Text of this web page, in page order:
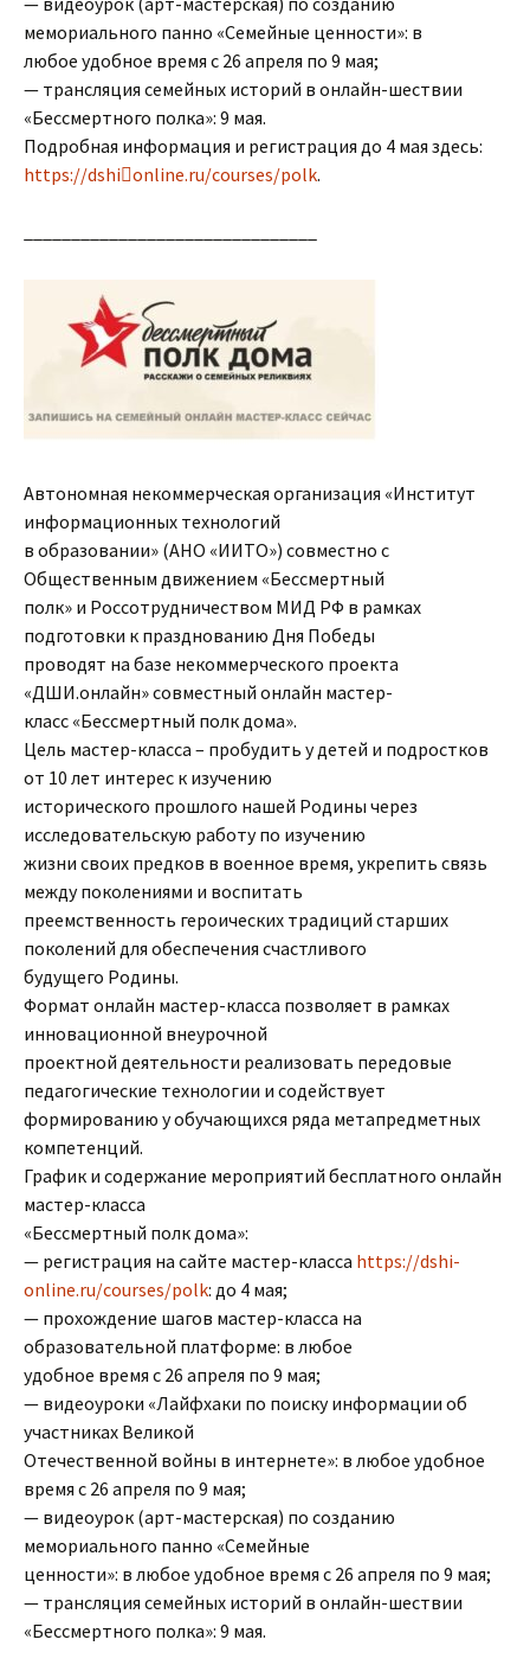
мемориального панно «Семейные ценности»: в
любое удобное время с 26 апреля по 9 мая;
— трансляция семейных историй в онлайн-шествии
«Бессмертного полка»: 9 мая.
Подробная информация и регистрация до 4 мая здесь:
https://dshi￾online.ru/courses/polk.
Автономная некоммерческая организация «Институт
информационных технологий
в образовании» (АНО «ИИТО») совместно с
Общественным движением «Бессмертный
полк» и Россотрудничеством МИД РФ в рамках
подготовки к празднованию Дня Победы
проводят на базе некоммерческого проекта
«ДШИ.онлайн» совместный онлайн мастер-
класс «Бессмертный полк дома».
Цель мастер-класса – пробудить у детей и подростков
от 10 лет интерес к изучению
исторического прошлого нашей Родины через
исследовательскую работу по изучению
жизни своих предков в военное время, укрепить связь
между поколениями и воспитать
преемственность героических традиций старших
поколений для обеспечения счастливого
будущего Родины.
Формат онлайн мастер-класса позволяет в рамках
инновационной внеурочной
проектной деятельности реализовать передовые
педагогические технологии и содействует
формированию у обучающихся ряда метапредметных
компетенций.
График и содержание мероприятий бесплатного онлайн
мастер-класса
«Бессмертный полк дома»:
— регистрация на сайте мастер-класса https://dshi-
online.ru/courses/polk: до 4 мая;
— прохождение шагов мастер-класса на
образовательной платформе: в любое
удобное время с 26 апреля по 9 мая;
— видеоуроки «Лайфхаки по поиску информации об
участниках Великой
Отечественной войны в интернете»: в любое удобное
время с 26 апреля по 9 мая;
— видеоурок (арт-мастерская) по созданию
мемориального панно «Семейные
ценности»: в любое удобное время с 26 апреля по 9 мая;
— трансляция семейных историй в онлайн-шествии
«Бессмертного полка»: 9 мая.